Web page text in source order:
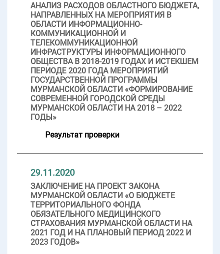
АНАЛИЗ РАСХОДОВ ОБЛАСТНОГО БЮДЖЕТА,
НАПРАВЛЕННЫХ НА МЕРОПРИЯТИЯ В
ОБЛАСТИ ИНФОРМАЦИОННО-
КОММУНИКАЦИОННОЙ И
ТЕЛЕКОММУНИКАЦИОННОЙ
ИНФРАСТРУКТУРЫ ИНФОРМАЦИОННОГО
ОБЩЕСТВА В 2018-2019 ГОДАХ И ИСТЕКШЕМ
ПЕРИОДЕ 2020 ГОДА МЕРОПРИЯТИЙ
ГОСУДАРСТВЕННОЙ ПРОГРАММЫ
МУРМАНСКОЙ ОБЛАСТИ «ФОРМИРОВАНИЕ
СОВРЕМЕННОЙ ГОРОДСКОЙ СРЕДЫ
МУРМАНСКОЙ ОБЛАСТИ НА 2018 – 2022
ГОДЫ»
Результат проверки
29.11.2020
ЗАКЛЮЧЕНИЕ НА ПРОЕКТ ЗАКОНА
МУРМАНСКОЙ ОБЛАСТИ «О БЮДЖЕТЕ
ТЕРРИТОРИАЛЬНОГО ФОНДА
ОБЯЗАТЕЛЬНОГО МЕДИЦИНСКОГО
СТРАХОВАНИЯ МУРМАНСКОЙ ОБЛАСТИ НА
2021 ГОД И НА ПЛАНОВЫЙ ПЕРИОД 2022 И
2023 ГОДОВ»